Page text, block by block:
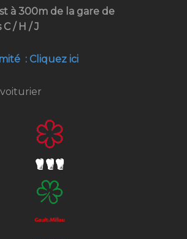
à 300m de la gare de
/ H / J
: Cliquez ici
voiturier